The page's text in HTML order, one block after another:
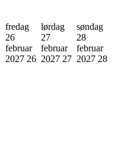
fredag
26
februar
2027 26
lørdag
27
februar
2027 27
søndag
28
februar
2027 28